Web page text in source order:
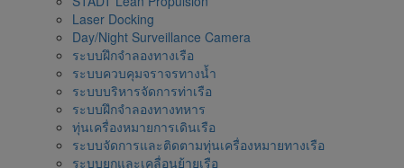
Laser Docking
Day/Night Surveillance Camera
ระบบฝึกจำลองทางเรือ
ระบบควบคุมจราจรทางน้ำ
ระบบบริหารจัดการท่าเรือ
ระบบฝึกจำลองทางทหาร
ทุ่นเครื่องหมายการเดินเรือ
ระบบจัดการและติดตามทุ่นเครื่องหมายทางเรือ
ระบบยกและเคลื่อนย้ายเรือ